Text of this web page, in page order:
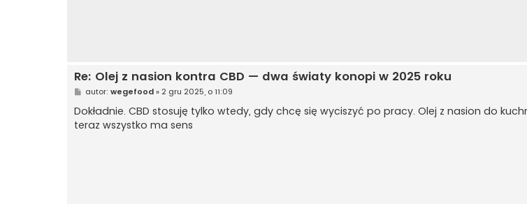
Re: Olej z nasion kontra CBD — dwa światy konopi w 2025 roku
P
s
t
autor: wegefood» 2 gru 2025, o 11:09
Dokładnie. CBD stosuję tylko wtedy, gdy chcę się wyciszyć po pracy. Olej z nasion do
teraz wszystko ma sens